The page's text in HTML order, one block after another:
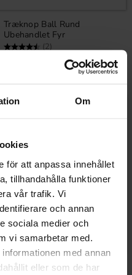
Om
för att anpassa innehållet
tillhandahålla funktioner
vår trafik. Vi
och annan
sociala medier och
vi samarbetar med.
med annan
eller som de har
Træknop Ball Rund
Ubehandlet Fyr
Vurdering: (2)
Knop Folke Nikkel